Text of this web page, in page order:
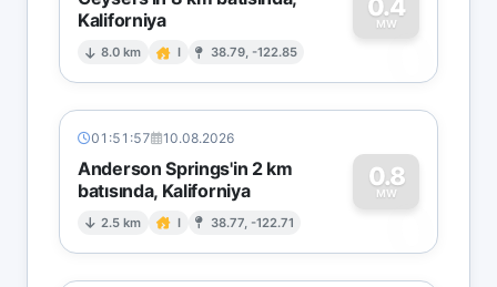
Kaliforniya
8.0 km I 38.79, -122.85
MW
0
01:51:57 10.08.2026
Anderson Springs'in 2 km
batısında, Kaliforniya
2.5 km I 38.77, -122.71
0.8
MW
0